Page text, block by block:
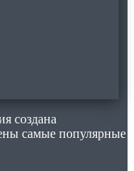
создана
самые популярные